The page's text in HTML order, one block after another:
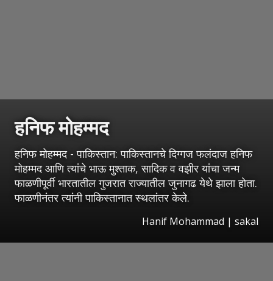
हनिफ मोहम्मद
हनिफ मोहम्मद - पाकिस्तान: पाकिस्तानचे दिग्गज फलंदाज हनिफ
मोहम्मद आणि त्यांचे भाऊ मुश्ताक, सादिक व वझीर यांचा जन्म
फाळणीपूर्वी भारतातील गुजरात राज्यातील जुनागढ येथे झाला होता.
फाळणीनंतर त्यांनी पाकिस्तानात स्थलांतर केले.
Hanif Mohammad | sakal